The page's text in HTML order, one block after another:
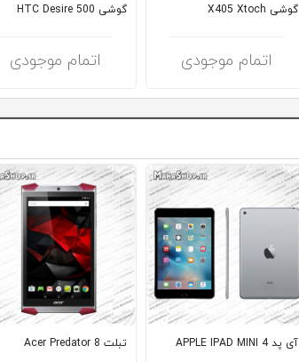
گوشی X405 Xtoch
اتمام موجودی
گوشی HTC Desire 500
اتمام موجودی
آی پد APPLE IPAD MINI 4 تبلت Acer Predator 8